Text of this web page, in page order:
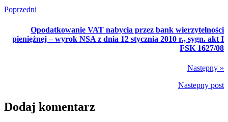
Poprzedni
Opodatkowanie VAT nabycia przez bank wierzytelności
pieniężnej – wyrok NSA z dnia 12 stycznia 2010 r., sygn. akt I
FSK 1627/08
Następny »
Nastepny post
Dodaj komentarz